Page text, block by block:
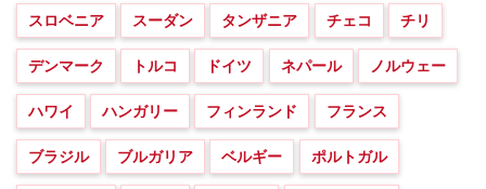
スロベニア スーダン タンザニア チェコ チリ
デンマーク トルコ ドイツ ネパール ノルウェー
ハワイ ハンガリー フィンランド フランス
ブラジル ブルガリア ベルギー ポルトガル